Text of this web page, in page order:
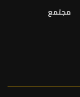
مجتمع